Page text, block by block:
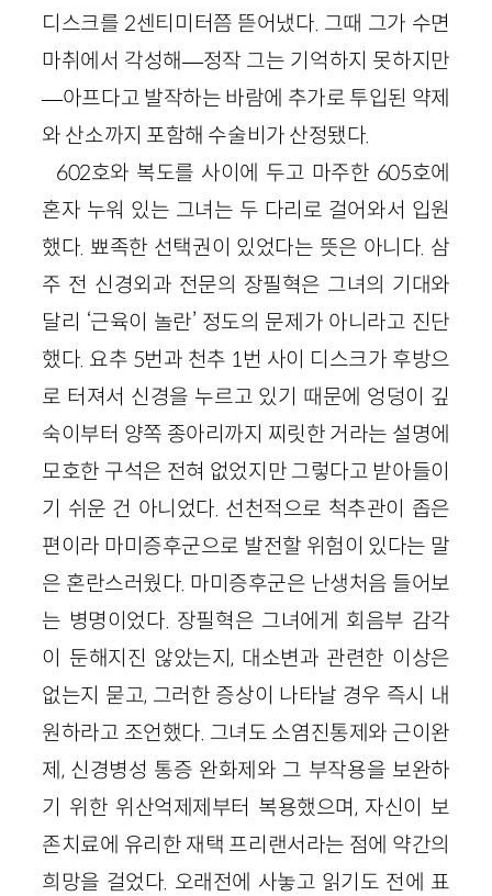
디스크를 2센티미터쯤 뜯어냈다. 그때 그가 수면
마취에서 각성해―정작 그는 기억하지 못하지만
―아프다고 발작하는 바람에 추가로 투입된 약제
와 산소까지 포함해 수술비가 산정됐다.
602호와 복도를 사이에 두고 마주한 605호에
혼자 누워 있는 그녀는 두 다리로 걸어와서 입원
했다. 뾰족한 선택권이 있었다는 뜻은 아니다. 삼
주 전 신경외과 전문의 장필혁은 그녀의 기대와
달리 ‘근육이 놀란’ 정도의 문제가 아니라고 진단
했다. 요추 5번과 천추 1번 사이 디스크가 후방으
로 터져서 신경을 누르고 있기 때문에 엉덩이 깊
숙이부터 양쪽 종아리까지 찌릿한 거라는 설명에
모호한 구석은 전혀 없었지만 그렇다고 받아들이
기 쉬운 건 아니었다. 선천적으로 척추관이 좁은
편이라 마미증후군으로 발전할 위험이 있다는 말
은 혼란스러웠다. 마미증후군은 난생처음 들어보
는 병명이었다. 장필혁은 그녀에게 회음부 감각
이 둔해지진 않았는지, 대소변과 관련한 이상은
없는지 묻고, 그러한 증상이 나타날 경우 즉시 내
원하라고 조언했다. 그녀도 소염진통제와 근이완
제, 신경병성 통증 완화제와 그 부작용을 보완하
기 위한 위산억제제부터 복용했으며, 자신이 보
존치료에 유리한 재택 프리랜서라는 점에 약간의
희망을 걸었다. 오래전에 사놓고 읽기도 전에 표